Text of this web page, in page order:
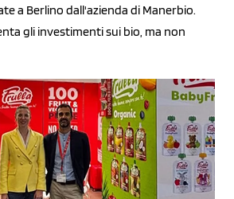
a Berlino dall'azienda di Manerbio.
gli investimenti sui bio, ma non